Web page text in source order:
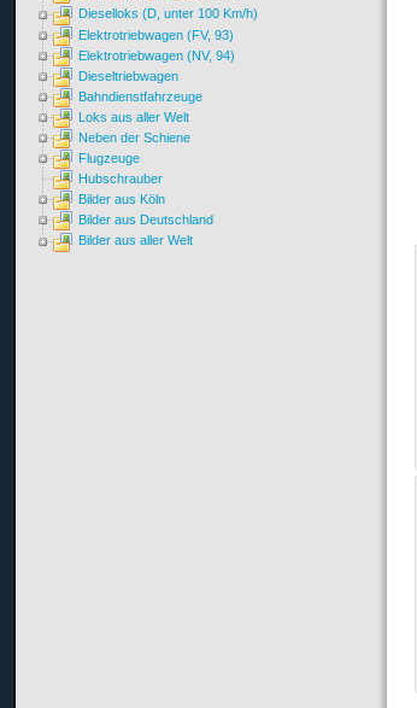
Dieselloks (D, unter 100 Km/h)
Elektrotriebwagen (FV, 93)
Elektrotriebwagen (NV, 94)
Dieseltriebwagen
Bahndienstfahrzeuge
Loks aus aller Welt
Neben der Schiene
Flugzeuge
Hubschrauber
Bilder aus Köln
Bilder aus Deutschland
Bilder aus aller Welt